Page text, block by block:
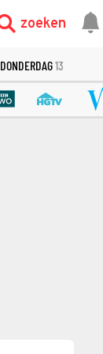
zoeken
DONDERDAG13